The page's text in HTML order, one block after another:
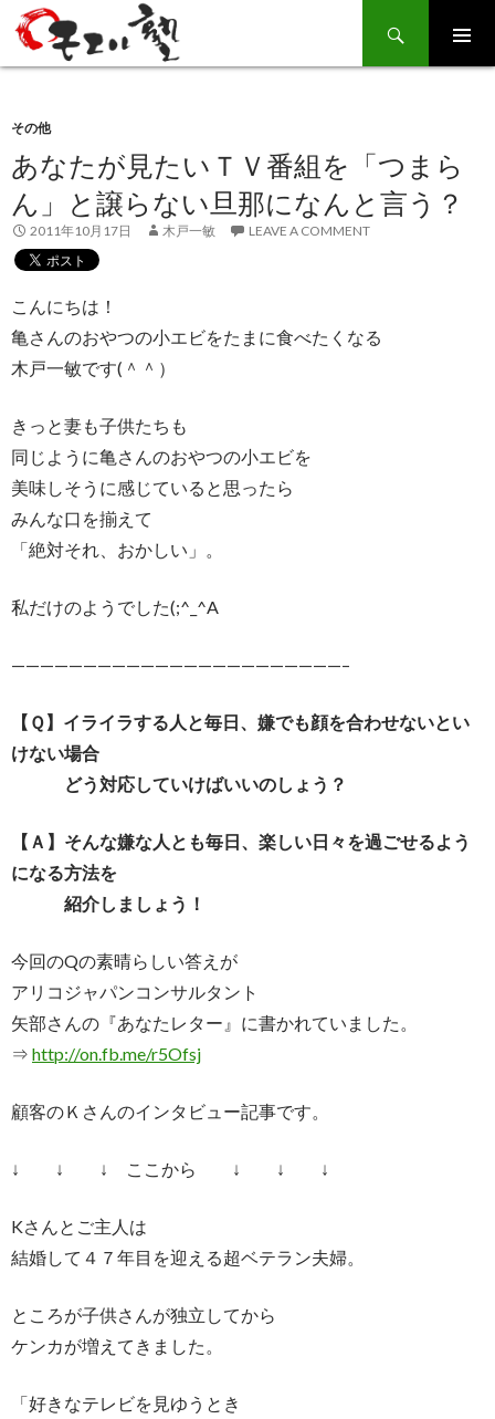
Search
SKIP
TO
その他
あなたが見たいＴＶ番組を「つまら
ん」と譲らない旦那になんと言う？
2011年10月17日 木戸一敏 LEAVE A COMMENT
こんにちは！
亀さんのおやつの小エビをたまに食べたくなる
木戸一敏です(＾＾）
きっと妻も子供たちも
同じように亀さんのおやつの小エビを
美味しそうに感じていると思ったら
みんな口を揃えて
「絶対それ、おかしい」。
私だけのようでした(;^_^A
———————————————————————–
【Ｑ】イライラする人と毎日、嫌でも顔を合わせないとい
けない場合
どう対応していけばいいのしょう？
【Ａ】そんな嫌な人とも毎日、楽しい日々を過ごせるよう
になる方法を
紹介しましょう！
今回のQの素晴らしい答えが
アリコジャパンコンサルタント
矢部さんの『あなたレター』に書かれていました。
⇒ http://on.fb.me/r5Ofsj
顧客のＫさんのインタビュー記事です。
↓ ↓ ↓ ここから ↓ ↓ ↓
Kさんとご主人は
結婚して４７年目を迎える超ベテラン夫婦。
ところが子供さんが独立してから
ケンカが増えてきました。
「好きなテレビを見ゆうとき